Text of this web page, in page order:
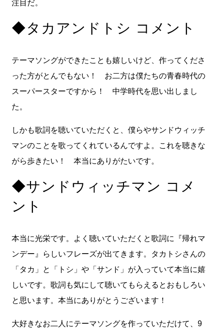
注目だ。
◆タカアンドトシ コメント
テーマソングができたことも嬉しいけど、作ってくださ
った方がとんでもない！ お二方は僕たちの青春時代の
スーパースターですから！ 中学時代を思い出しまし
た。
しかも歌詞を聴いていただくと、僕らやサンドウィッチ
マンのことを歌ってくれているんですよ。これを聴きな
がら歩きたい！ 本当にありがたいです。
◆サンドウィッチマン コメ
ント
本当に光栄です。よく聴いていただくと歌詞に『帰れマ
ンデー』らしいフレーズが出てきます。タカトシさんの
「タカ」と「トシ」や「サンド」が入っていて本当に嬉
しいです。歌詞も気にして聴いてもらえるとおもしろい
と思います。本当にありがとうございます！
大好きなお二人にテーマソングを作っていただけて、9